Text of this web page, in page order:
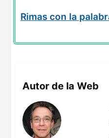
Rimas con la
Autor de la Web